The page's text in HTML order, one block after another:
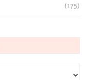
(175)